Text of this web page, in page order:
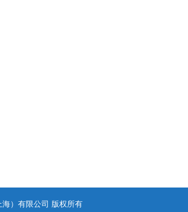
）有限公司 版权所有